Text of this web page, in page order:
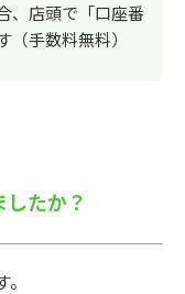
、店頭で「口座番
手数料無料）
たか？